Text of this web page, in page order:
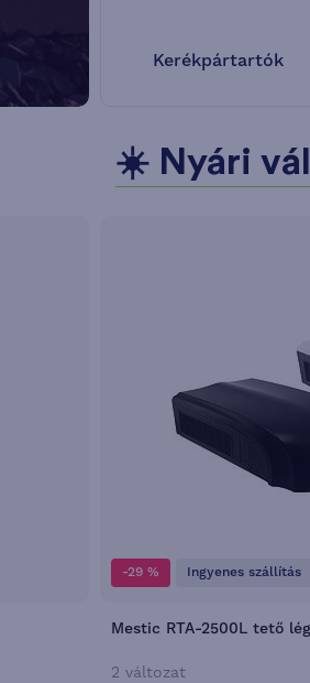
Kerékpártartók
☀️ Nyári
-29 % Ingyenes szállítás
Mestic RTA-2500L tető
2 változat